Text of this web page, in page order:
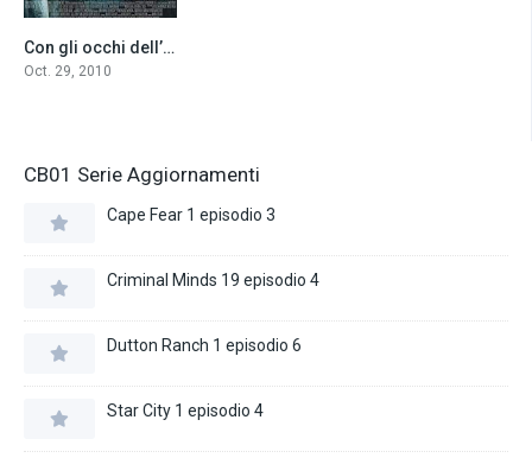
6.7Con gli occhi dell’assassino (2010)
Oct. 29, 2010
CB01 Serie Aggiornamenti
Cape Fear 1 episodio 3
Criminal Minds 19 episodio 4
Dutton Ranch 1 episodio 6
Star City 1 episodio 4